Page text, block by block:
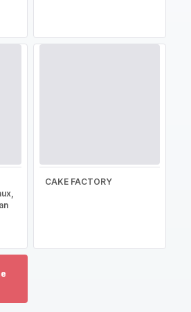
CAKE FACTORY